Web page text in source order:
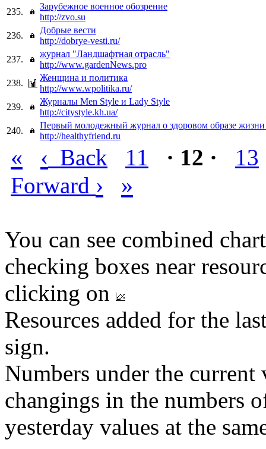
235.
Зарубежное военное обозрение
http://zvo.su
236.
Добрые вести
http://dobrye-vesti.ru/
237.
журнал "Ландшафтная отрасль"
http://www.gardenNews.pro
238.
Женщина и политика
http://www.wpolitika.ru/
239.
Журналы Men Style и Lady Style
http://citystyle.kh.ua/
240.
Первый молодежный журнал о здоровом образе
http://healthyfriend.ru
« ‹ Back 11 · 12 ·
13
Forward › »
You can see combined
checking boxes near
clicking on
Resources added for the
sign.
Numbers under the
changings in the numbers
yesterday values at the